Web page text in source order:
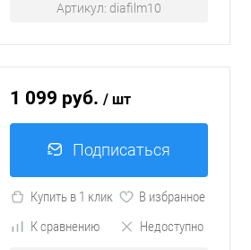
Артикул: diafilm10
1 099 руб. / шт
Подписаться
Купить в 1 клик
В избранное
К сравнению
Недоступно